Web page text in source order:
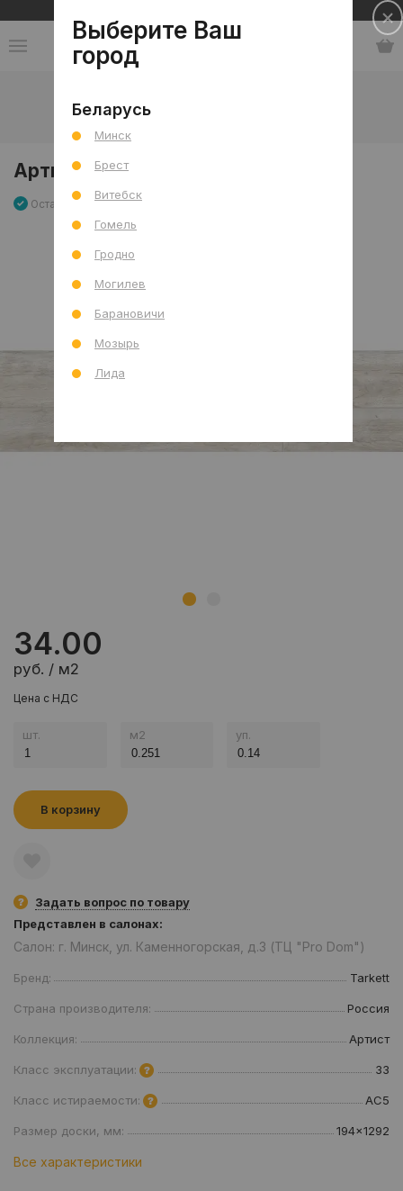
Каталог
Артист. Роден, 1292x194
Остаток 5.513 м2 Артикул: 0000021494
34.00
руб. / м2
Цена с НДС
шт. м2 уп.
В корзину
Задать вопрос по товару
Представлен в салонах:
Салон: г. Минск, ул. Каменногорская, д.3 (ТЦ "Pro Dom")
Бренд: Tarkett
Страна производителя: Россия
Коллекция: Артист
Класс эксплуатации: 33
Класс истираемости: AC5
Размер доски, мм: 194x1292
Все характеристики
Выберите Ваш
город
Беларусь
Минск
Брест
Витебск
Гомель
Гродно
Могилев
Барановичи
Мозырь
Лида